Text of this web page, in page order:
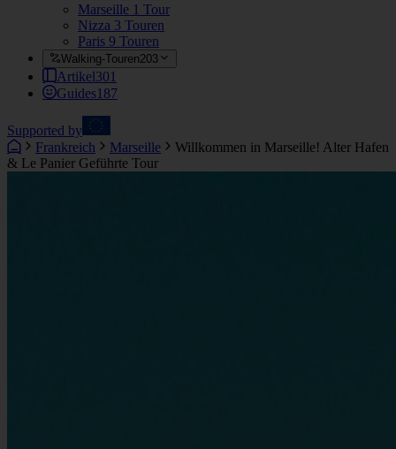
Marseille 1 Tour
Nizza 3 Touren
Paris 9 Touren
Walking-Touren203
Artikel301
Guides187
Supported by
Frankreich
Marseille
Willkommen in Marseille! Alter Hafen
& Le Panier Geführte Tour